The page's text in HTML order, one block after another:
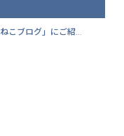
こブログ」にご紹...